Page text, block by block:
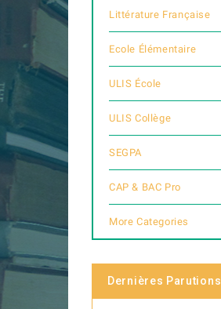
Littérature Française
Ecole Élémentaire
ULIS École
ULIS Collège
SEGPA
CAP & BAC Pro
More Categories
Dernières Parutions